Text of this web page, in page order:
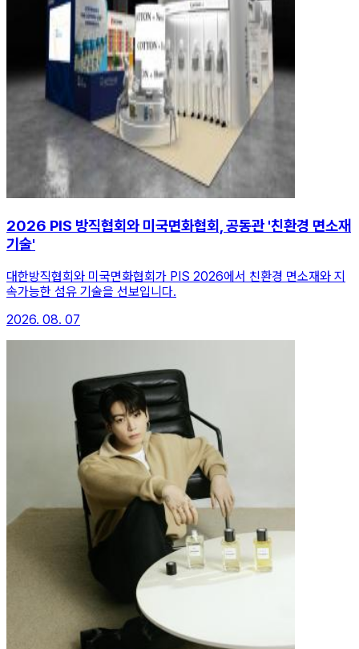
2026 PIS 방직협회와 미국면화협회, 공동관 '친환경 면소재
기술'
대한방직협회와 미국면화협회가 PIS 2026에서 친환경 면소재와 지
속가능한 섬유 기술을 선보입니다.
2026. 08. 07